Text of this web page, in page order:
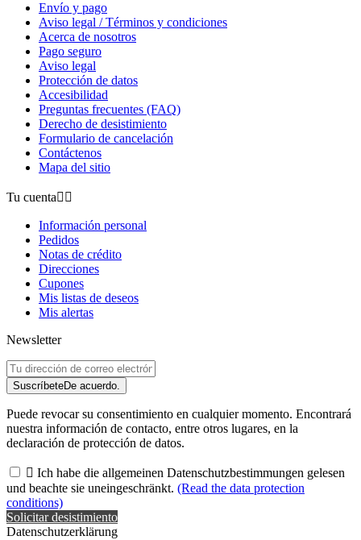
Envío y pago
Aviso legal / Términos y condiciones
Acerca de nosotros
Pago seguro
Aviso legal
Protección de datos
Accesibilidad
Preguntas frecuentes (FAQ)
Derecho de desistimiento
Formulario de cancelación
Contáctenos
Mapa del sitio
Tu cuenta 
Información personal
Pedidos
Notas de crédito
Direcciones
Cupones
Mis listas de deseos
Mis alertas
Newsletter
SuscríbeteDe acuerdo.
Puede revocar su consentimiento en cualquier momento. Encontrará
nuestra información de contacto, entre otros lugares, en la
declaración de protección de datos.
 Ich habe die allgemeinen Datenschutzbestimmungen gelesen
und beachte sie uneingeschränkt. (Read the data protection
conditions)
Solicitar desistimiento
Datenschutzerklärung